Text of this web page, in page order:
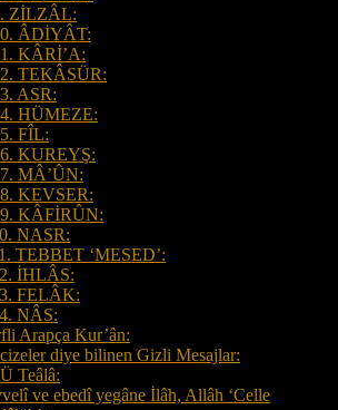
ZİLZÂL:
ÂDİYÂT:
KÂRİ’A:
TEKÂSÜR:
ASR:
HÜMEZE:
FÎL:
KUREYŞ:
MÂ’ÛN:
KEVSER:
KÂFİRÛN:
NASR:
TEBBET ‘MESED’:
İHLÂS:
FELÂK:
NÂS:
Arapça Kur’ân:
diye bilinen Gizli Mesajlar:
Teâlâ:
ve ebedî yegâne İlâh, Allâh ‘Celle